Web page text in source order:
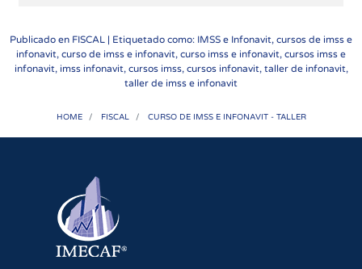
Publicado en FISCAL | Etiquetado como: IMSS e Infonavit, cursos de imss e
infonavit, curso de imss e infonavit, curso imss e infonavit, cursos imss e
infonavit, imss infonavit, cursos imss, cursos infonavit, taller de infonavit,
taller de imss e infonavit
HOME FISCAL CURSO DE IMSS E INFONAVIT - TALLER